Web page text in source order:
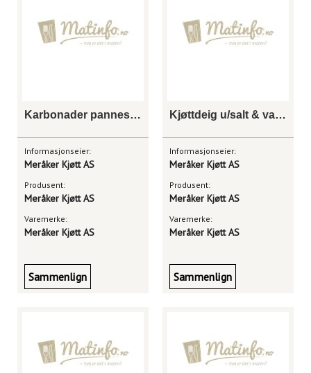
Karbonader pannestekte 2,5 kg
Informasjonseier:
Meråker Kjøtt AS
Produsent:
Meråker Kjøtt AS
Varemerke:
Meråker Kjøtt AS
Sammenlign
Kjøttdeig u/salt & vann 2,5 kg
Informasjonseier:
Meråker Kjøtt AS
Produsent:
Meråker Kjøtt AS
Varemerke:
Meråker Kjøtt AS
Sammenlign